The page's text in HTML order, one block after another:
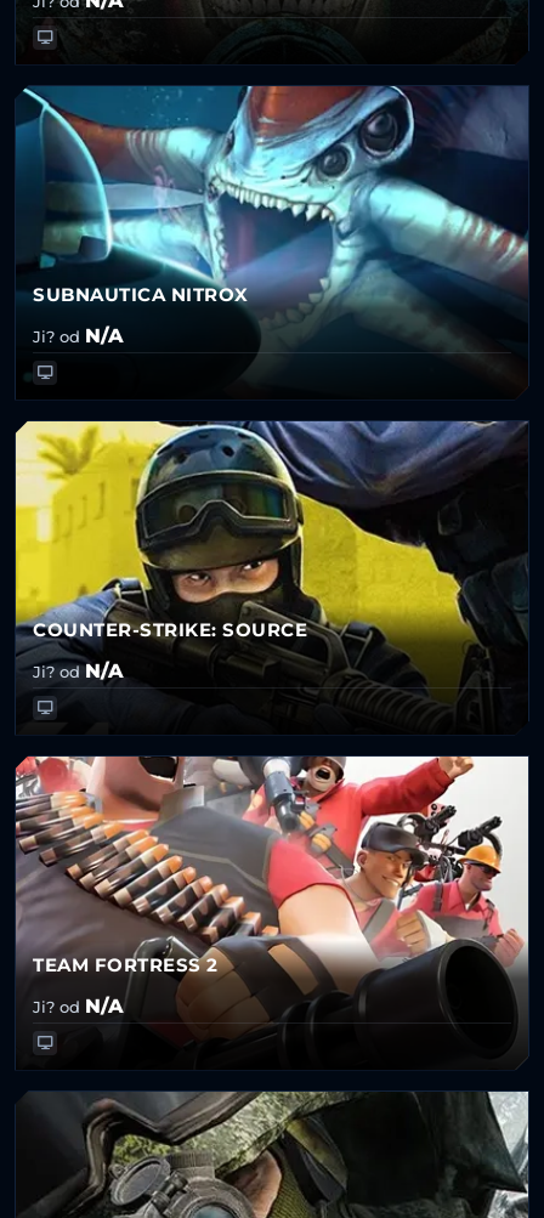
SUBNAUTICA NITROX
Ji? od N/A
COUNTER-STRIKE: SOURCE
Ji? od N/A
TEAM FORTRESS 2
Ji? od N/A